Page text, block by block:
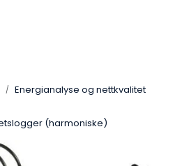
Energianalyse og nettkvalitet
(harmoniske)